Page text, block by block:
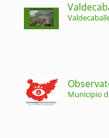
Municipio